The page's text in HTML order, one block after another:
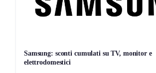
Samsung: sconti cumulati su TV, monitor e
elettrodomestici